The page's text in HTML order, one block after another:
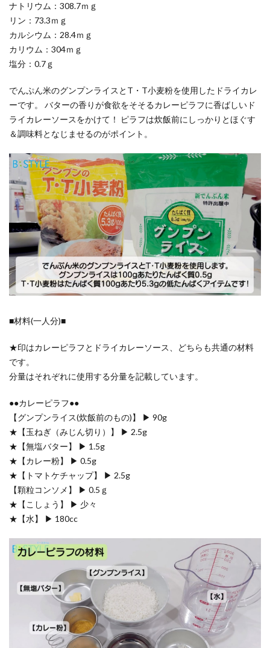
ナトリウム：308.7ｍｇ
リン：73.3ｍｇ
カルシウム：28.4ｍｇ
カリウム：304ｍｇ
塩分：0.7ｇ
でんぷん米のグンプンライスとT・T小麦粉を使用したドライカレ
ーです。 バターの香りが食欲をそそるカレーピラフに香ばしいド
ライカレーソースをかけて！ ピラフは炊飯前にしっかりとほぐす
＆調味料となじませるのがポイント。
■材料(一人分)■
★印はカレーピラフとドライカレーソース、どちらも共通の材料
です。
分量はそれぞれに使用する分量を記載しています。
●●カレーピラフ●●
【グンプンライス(炊飯前のもの)】 ▶ 90g
★【玉ねぎ（みじん切り）】 ▶ 2.5g
★【無塩バター】 ▶ 1.5g
★【カレー粉】 ▶ 0.5g
★【トマトケチャップ】 ▶ 2.5g
【顆粒コンソメ】 ▶ 0.5ｇ
★【こしょう】 ▶ 少々
★【水】 ▶ 180cc